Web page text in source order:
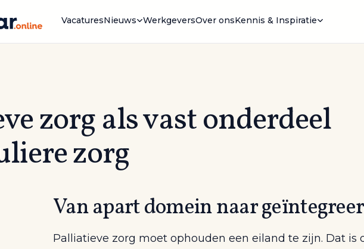
VacaturesNieuws WerkgeversOver onsKennis & Inspiratie
zorg als vast onderdeel
zorg
Van apart domein naar
Palliatieve zorg moet ophouden een eiland te zijn. Dat is